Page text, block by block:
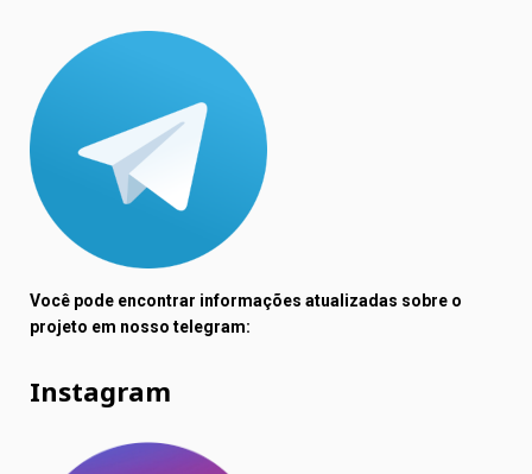
Você pode encontrar informações atualizadas sobre o
projeto em nosso telegram:
Instagram